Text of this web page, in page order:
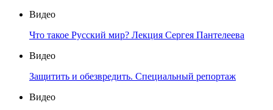
Видео
Что такое Русский мир? Лекция Сергея Пантелеева
Видео
Защитить и обезвредить. Специальный репортаж
Видео